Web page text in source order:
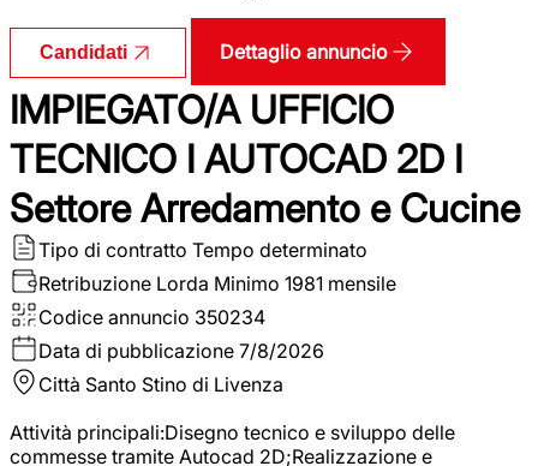
Candidati Dettaglio annuncio
IMPIEGATO/A UFFICIO
TECNICO I AUTOCAD 2D I
Settore Arredamento e Cucine
Tipo di contratto Tempo determinato
Retribuzione Lorda Minimo 1981 mensile
Codice annuncio 350234
Data di pubblicazione 7/8/2026
Città Santo Stino di Livenza
Attività principali:Disegno tecnico e sviluppo delle
commesse tramite Autocad 2D;Realizzazione e